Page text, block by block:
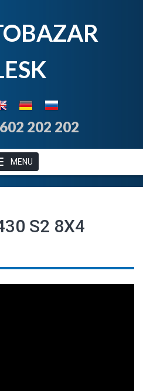
SK
202 202
MENU
S2 8X4